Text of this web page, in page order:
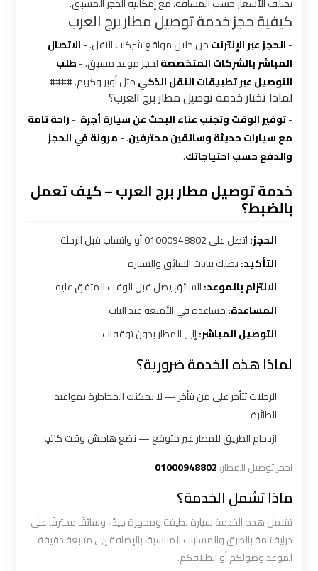
تختلف الأسعار حسب المسافة، مع إمكانية الحجز المسبق.
كيفية حجز خدمة توصيل مطار برج العرب
-الحجز عبر الإنترنتمن خلال مواقع شركات النقل. -الاتصال
المباشر بالشركات المتخصصةلحجز موعد مسبق. -طلب
التوصيل عبر تطبيقات النقل الذكيمثل أوبر وكريم. ####
لماذا تختار خدمة توصيل مطار برج العرب؟
-توفير الوقت وتجنب عناء البحث عن سيارة أجرة. -راحة تامة
مع سيارات حديثة وسائقين محترفين. -مرونة في الحجز
والدفع حسب احتياجاتك.
خدمة توصيل مطار برج العرب – كيف تعمل
بالضبط؟
الحجز:اتصل على 01000948802 أو واتساب قبل الرحلة
التأكيد:تصلك بيانات السائق والسيارة
الالتزام بالموعد:السائق يصل قبل الوقت المتفق عليه
المساعدة:مساعدة في الأمتعة عند الباب
التوصيل المباشر:إلى المطار بدون توقفات
لماذا هذه الخدمة ضرورية؟
الرحلات تتأخر على من يتأخر — لا يمكنك المخاطرة بمواعيد
الطائرة
ازدحام الطريق للمطار غير متوقع — نضع هامش وقت كافٍ
احجز توصيل المطار:01000948802
ماذا تشمل الخدمة؟
تشمل هذه الخدمة سيارة نظيفة ومجهزة جيدًا، وسائقًا محترفًا على
دراية تامة بالطرق والمسارات المناسبة، بالإضافة إلى متابعة دقيقة
لموعد وصولكم أو انطلاقكم.
ليموزين
بالقاهرة
شركات
ليموزين
القاهرة
ليموزين
القاهرة
شركه
ليموزين
ليموزين
اسكندرية
القاهرة
ليموزين
الإسكندرية